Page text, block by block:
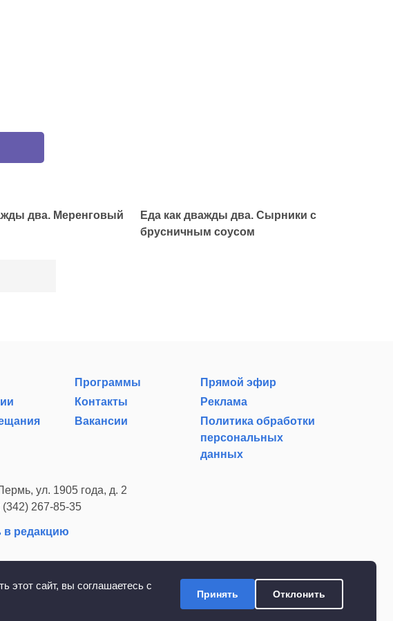
этот сайт, вы соглашаетесь с
Принять Отклонить
два. Меренговый
Еда как дважды два. Сырники с
брусничным соусом
Программы
Прямой эфир
Контакты
Реклама
Вакансии
Политика обработки
персональных
данных
ул. 1905 года, д. 2
267-85-35
в редакцию